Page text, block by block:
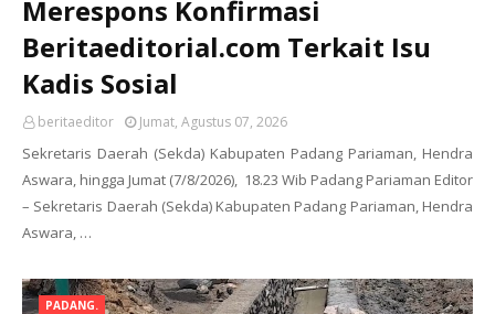
Merespons Konfirmasi
Beritaeditorial.com Terkait Isu
Kadis Sosial
beritaeditor Jumat, Agustus 07, 2026
Sekretaris Daerah (Sekda) Kabupaten Padang Pariaman, Hendra
Aswara, hingga Jumat (7/8/2026), 18.23 Wib Padang Pariaman Editor
– Sekretaris Daerah (Sekda) Kabupaten Padang Pariaman, Hendra
Aswara, …
PADANG.